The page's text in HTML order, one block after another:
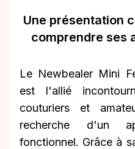
Une présentation
comprendre ses
Le Newbealer Mini
est l'allié
couturiers et
recherche d'un
fonctionnel. Grâce à